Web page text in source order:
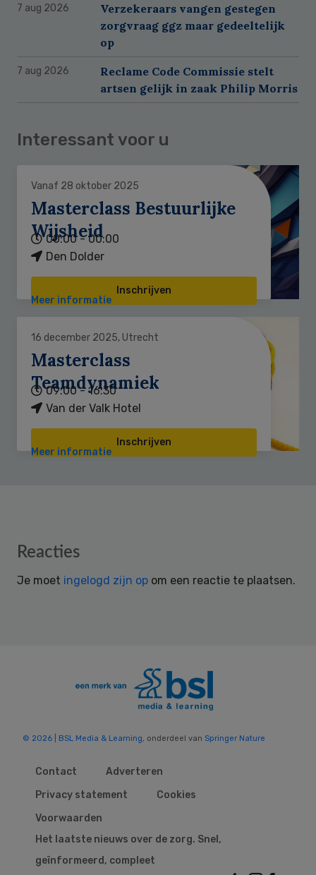
7 aug 2026
Verzekeraars vangen gestegen
zorgvraag ggz maar gedeeltelijk
op
7 aug 2026
Reclame Code Commissie stelt
artsen gelijk in zaak Philip Morris
Interessant voor u
Vanaf 28 oktober 2025
Masterclass Bestuurlijke
Wijsheid
00:00 - 00:00
Den Dolder
Inschrijven
Meer informatie
16 december 2025, Utrecht
Masterclass
Teamdynamiek
09:00 - 16:30
Van der Valk Hotel
Inschrijven
Meer informatie
Reader
Reacties
Je moet ingelogd zijn op om een reactie te plaatsen.
© 2026 | BSL Media & Learning, onderdeel van Springer Nature
Contact
Adverteren
Privacy statement
Cookies
Voorwaarden
Het laatste nieuws over de zorg. Snel,
geïnformeerd, compleet